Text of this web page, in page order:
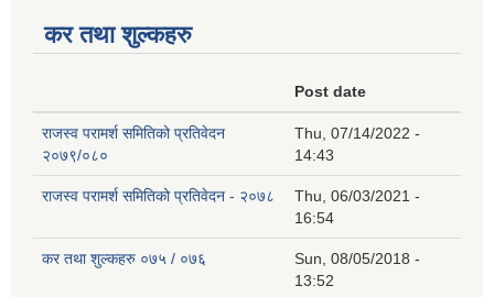
कर तथा शुल्कहरु
Post date
राजस्व परामर्श समितिको प्रतिवेदन
२०७९/०८०
Thu, 07/14/2022 -
14:43
राजस्व परामर्श समितिको प्रतिवेदन - २०७८
Thu, 06/03/2021 -
16:54
कर तथा शुल्कहरु ०७५ / ०७६
Sun, 08/05/2018 -
13:52